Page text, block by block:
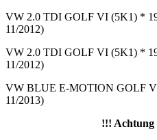
VW 2.0 TDI GOLF VI (5K1) *
11/2012)
VW 2.0 TDI GOLF VI (5K1) *
11/2012)
VW BLUE E-MOTION GOLF
11/2013)
!!!